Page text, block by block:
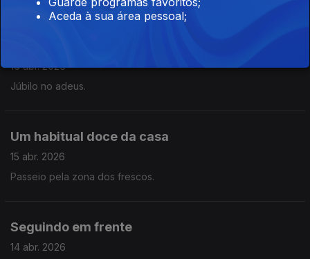
16 abr. 2026
Júbilo no adeus.
Um habitual doce da casa
15 abr. 2026
Passeio pela zona dos frescos.
Seguindo em frente
14 abr. 2026
Aceda à sua área pessoal;